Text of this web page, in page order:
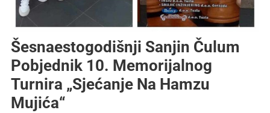
Šesnaestogodišnji Sanjin Čulum
Pobjednik 10. Memorijalnog
Turnira „Sjećanje Na Hamzu
Mujića“